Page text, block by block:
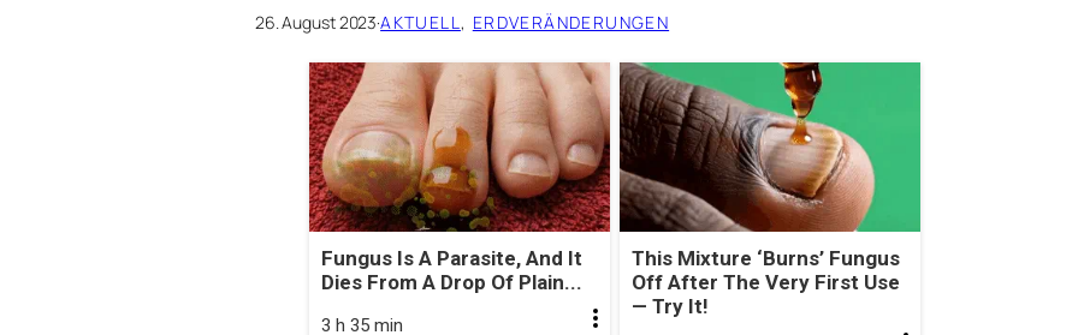
26. August 2023·AKTUELL, ERDVERÄNDERUNGEN
Fungus Is A Parasite, And It
Dies From A Drop Of Plain...
3 h 35 min
This Mixture ‘Burns’ Fungus
Off After The Very First Use
— Try It!